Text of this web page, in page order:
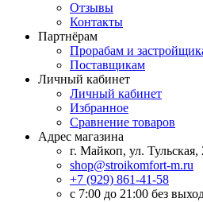
Отзывы
Контакты
Партнёрам
Прорабам и
Поставщикам
Личный кабинет
Личный кабинет
Избранное
Сравнение товаров
Адрес магазина
г. Майкоп, ул. Тульская,
shop@stroikomfort-m.ru
+7 (929) 861-41-58
с 7:00 до 21:00 без